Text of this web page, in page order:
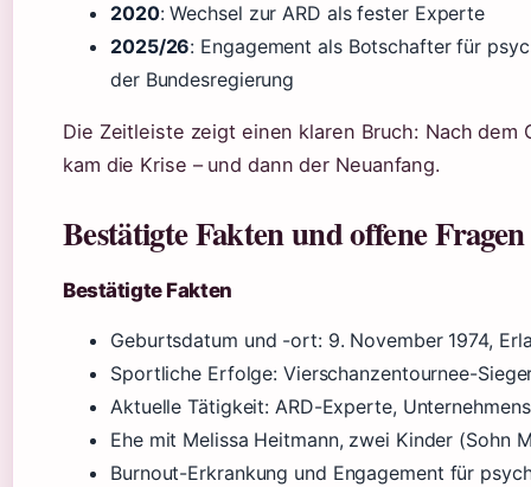
2020: Wechsel zur ARD als fester Experte
2025/26: Engagement als Botschafter für
der Bundesregierung
Die Zeitleiste zeigt einen klaren Bruch: Nach dem
kam die Krise – und dann der Neuanfang.
Bestätigte Fakten und offene Fragen
Bestätigte Fakten
Geburtsdatum und -ort: 9. November 1974,
Sportliche Erfolge: Vierschanzentournee-
Aktuelle Tätigkeit: ARD-Experte,
Ehe mit Melissa Heitmann, zwei Kinder (Sohn
Burnout-Erkrankung und Engagement für